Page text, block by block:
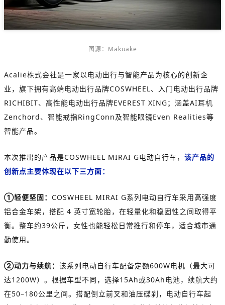
图源： Makuake
Acalie株式会社是一家以电动出行与智能产品为核心的创新企
业，旗下拥有高端电动出行品牌COSWHEEL、入门电动出行品牌
RICHIBIT、高性能电动出行品牌EVEREST XING；涵盖AI耳机
Zenchord、智能戒指RingConn及智能眼镜Even Realities等
智能产品。
本次推出的产品是COSWHEEL MIRAI G电动自行车， 该产品的
创新点主要体现在以下三方面：
①轻便坚固： COSWHEEL MIRAI G系列电动自行车采用高强度
铝合金车架，搭配 4 英寸宽轮胎，在轻量化和稳固性之间取得平
衡。整车约39公斤，女性也能轻松日常推行和停车，适合城市通
勤使用。
②动力与续航： 该系列电动自行车配备定额600W电机（最大可
达1200W）。根据车型不同，选择15Ah或30Ah电池，续航大约
在50–180公里之间。搭配倒立前叉和油压碟刹，电动自行车起